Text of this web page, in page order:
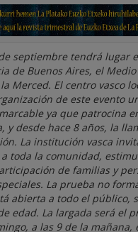
septiembre tendrá lugar
de Buenos Aires, el
Merced. El centro vasco
de este evento
ya que patrocina
y desde hace 8 años, la
La institución vasca
toda la comunidad,
de familias y
La prueba no
abierta a todo el público,
edad. La largada será el
a las 9 de la mañana,